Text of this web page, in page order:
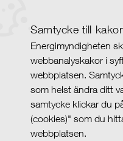
Samtycke till kakor
Energimyndigheten
webbanalyskakor i
webbplatsen.
som helst ändra ditt
samtycke klickar du
(cookies)" som du
webbplatsen.